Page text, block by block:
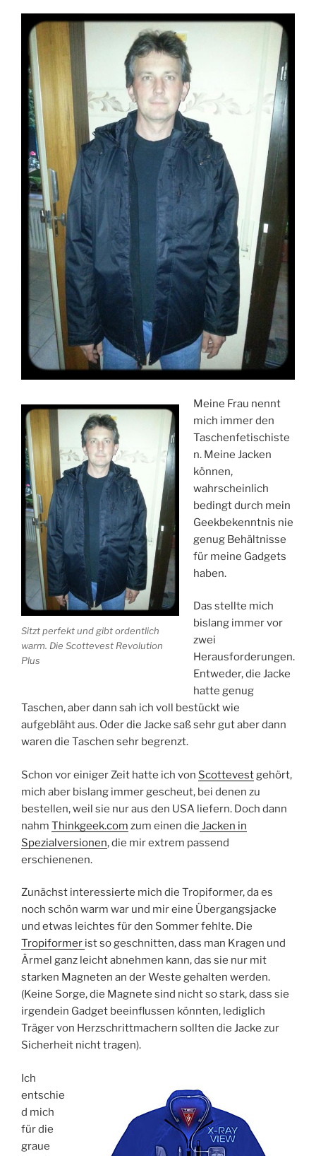
Sitzt perfekt und gibt ordentlich
warm. Die Scottevest Revolution
Plus
Meine Frau nennt
mich immer den
Taschenfetischiste
n. Meine Jacken
können,
wahrscheinlich
bedingt durch mein
Geekbekenntnis nie
genug Behältnisse
für meine Gadgets
haben.
Das stellte mich
bislang immer vor
zwei
Herausforderungen.
Entweder, die Jacke
hatte genug
Taschen, aber dann sah ich voll bestückt wie
aufgebläht aus. Oder die Jacke saß sehr gut aber dann
waren die Taschen sehr begrenzt.
Schon vor einiger Zeit hatte ich von Scottevestgehört,
mich aber bislang immer gescheut, bei denen zu
bestellen, weil sie nur aus den USA liefern. Doch dann
nahm Thinkgeek.com zum einen die Jacken in
Spezialversionen, die mir extrem passend
erschienenen.
Zunächst interessierte mich die Tropiformer, da es
noch schön warm war und mir eine Übergangsjacke
und etwas leichtes für den Sommer fehlte. Die
Tropiformer ist so geschnitten, dass man Kragen und
Ärmel ganz leicht abnehmen kann, das sie nur mit
starken Magneten an der Weste gehalten werden.
(Keine Sorge, die Magnete sind nicht so stark, dass sie
irgendein Gadget beeinflussen könnten, lediglich
Träger von Herzschrittmachern sollten die Jacke zur
Sicherheit nicht tragen).
Ich
entschie
d mich
für die
graue